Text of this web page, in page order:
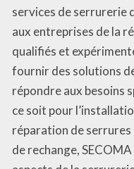
services de serrurerie
aux entreprises de la
qualifiés et
fournir des solutions
répondre aux besoins
ce soit pour
réparation de serrures
de rechange,